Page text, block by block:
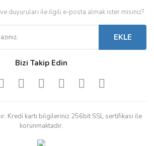
ve duyuruları ile ilgili e-posta almak ister misiniz?
EKLE
Bizi Takip Edin
Kredi kartı bilgileriniz 256bit SSL sertifikası ile
korunmaktadır.